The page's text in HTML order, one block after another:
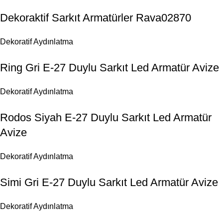
Dekoraktif Sarkıt Armatürler Rava02870
Dekoratif Aydınlatma
Ring Gri E-27 Duylu Sarkıt Led Armatür Avize
Dekoratif Aydınlatma
Rodos Siyah E-27 Duylu Sarkıt Led Armatür
Avize
Dekoratif Aydınlatma
Simi Gri E-27 Duylu Sarkıt Led Armatür Avize
Dekoratif Aydınlatma